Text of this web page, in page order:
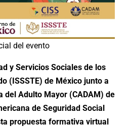
del evento
y Servicios Sociales de los
(ISSSTE) de México junto a
del Adulto Mayor (CADAM) de
de Seguridad Social
propuesta formativa virtual